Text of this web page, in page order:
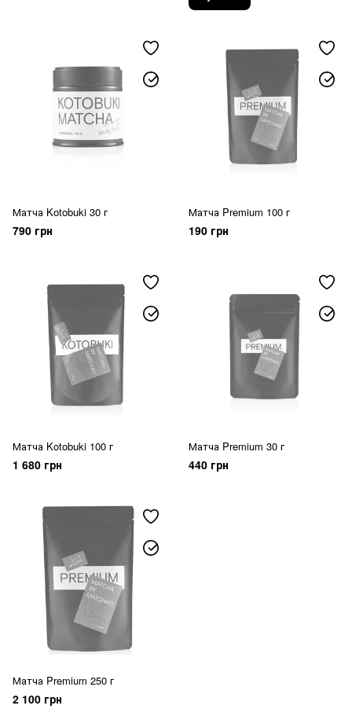
Матча Kotobuki 30 г
790 грн
Матча Premium 100 г
190 грн
Матча Kotobuki 100 г
1 680 грн
Матча Premium 30 г
440 грн
Матча Premium 250 г
2 100 грн